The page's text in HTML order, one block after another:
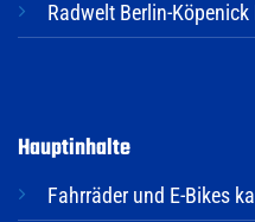
Radwelt Berlin-
Hauptinhalte
Fahrräder und E-Bikes